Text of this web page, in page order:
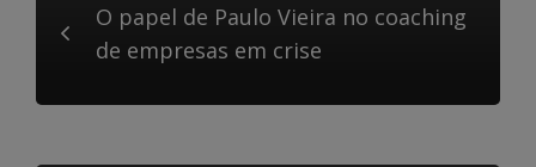
O papel de Paulo Vieira no coaching
de empresas em crise